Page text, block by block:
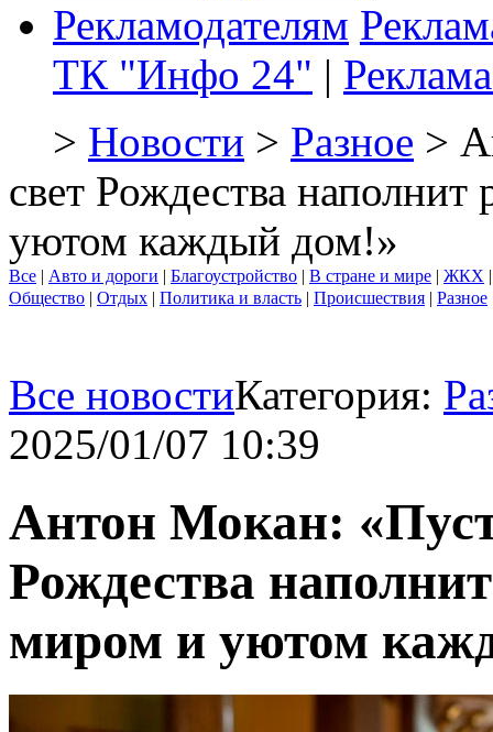
Рекламодателям
ТК "Инфо 24" |
> Новости > Разное >
свет Рождества
уютом каждый дом!»
Все | Авто и дороги | Благоустройство | В стране и мире | ЖКХ
Общество | Отдых | Политика и власть | Происшествия | Разное
Все новостиКатегория:
2025/01/07 10:39
Антон Мокан:
Рождества
миром и уютом